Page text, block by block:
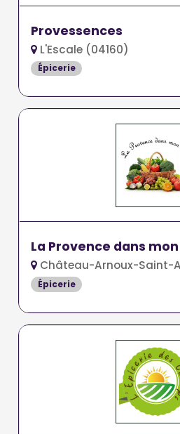
Provessences
L'Escale (04160)
Épicerie
La Provence dans
Château-Arnoux-Saint-
Épicerie